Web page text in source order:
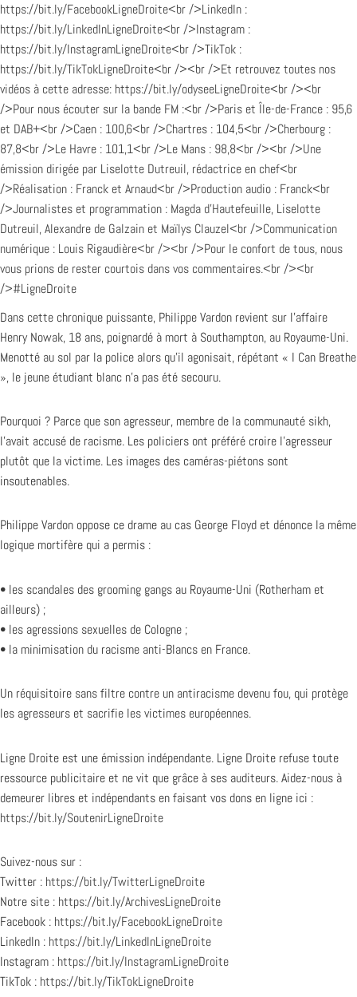
Dans cette chronique puissante, Philippe Vardon revient sur l’affaire
Henry Nowak, 18 ans, poignardé à mort à Southampton, au Royaume-Uni.
Menotté au sol par la police alors qu’il agonisait, répétant « I Can Breathe
», le jeune étudiant blanc n’a pas été secouru.
Pourquoi ? Parce que son agresseur, membre de la communauté sikh,
l’avait accusé de racisme. Les policiers ont préféré croire l’agresseur
plutôt que la victime. Les images des caméras-piétons sont
insoutenables.
Philippe Vardon oppose ce drame au cas George Floyd et dénonce la même
logique mortifère qui a permis :
• les scandales des grooming gangs au Royaume-Uni (Rotherham et
ailleurs) ;
• les agressions sexuelles de Cologne ;
• la minimisation du racisme anti-Blancs en France.
Un réquisitoire sans filtre contre un antiracisme devenu fou, qui protège
les agresseurs et sacrifie les victimes européennes.
Ligne Droite est une émission indépendante. Ligne Droite refuse toute
ressource publicitaire et ne vit que grâce à ses auditeurs. Aidez-nous à
demeurer libres et indépendants en faisant vos dons en ligne ici :
https://bit.ly/SoutenirLigneDroite
Suivez-nous sur :
Twitter : https://bit.ly/TwitterLigneDroite
Notre site : https://bit.ly/ArchivesLigneDroite
Facebook : https://bit.ly/FacebookLigneDroite
LinkedIn : https://bit.ly/LinkedInLigneDroite
Instagram : https://bit.ly/InstagramLigneDroite
TikTok : https://bit.ly/TikTokLigneDroite